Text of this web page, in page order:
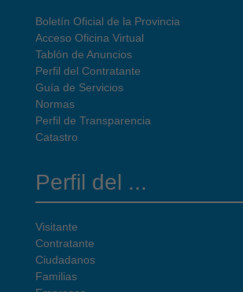
Boletín Oficial de la Provincia
Acceso Oficina Virtual
Tablón de Anuncios
Perfil del Contratante
Guía de Servicios
Normas
Perfil de Transparencia
Catastro
Perfil del ...
Visitante
Contratante
Ciudadanos
Familias